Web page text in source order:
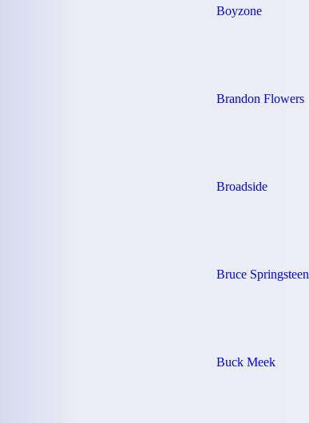
Boyzone
Brandon Flowers
Broadside
Bruce Springsteen
Buck Meek